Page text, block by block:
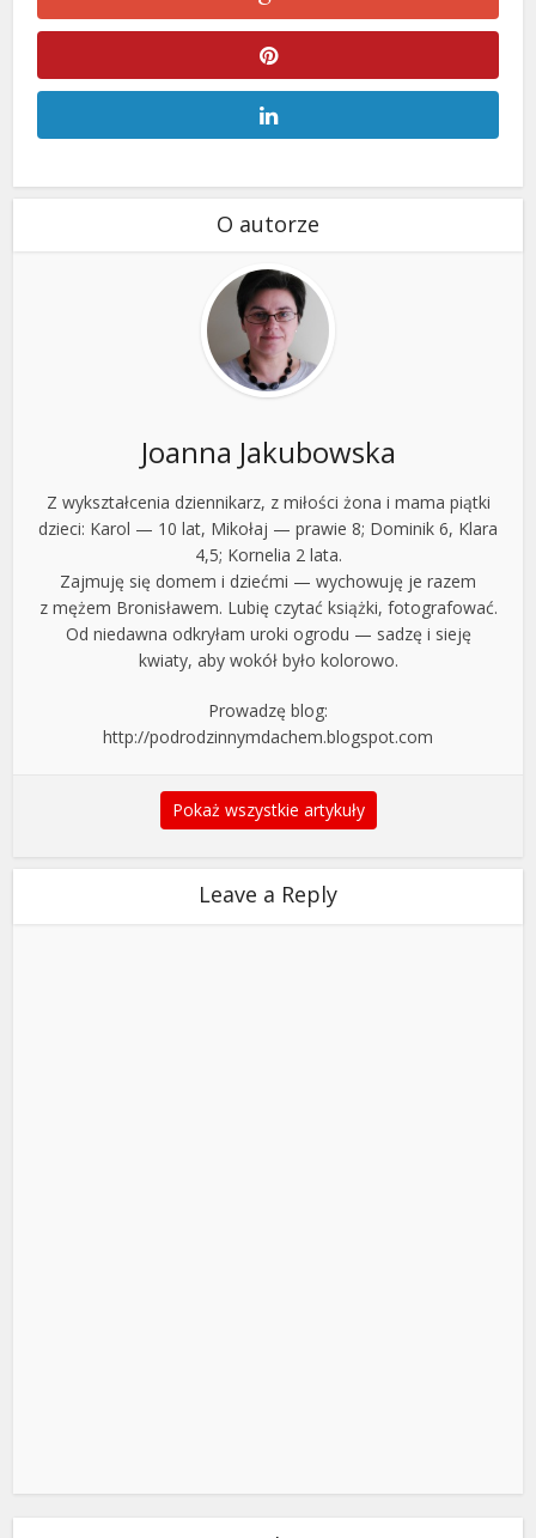
O autorze
Joanna Jakubowska
Z wykształcenia dziennikarz, z miłości żona i mama piątki
dzieci: Karol — 10 lat, Mikołaj — prawie 8; Dominik 6, Klara
4,5; Kornelia 2 lata.
Zajmuję się domem i dziećmi — wychowuję je razem
z mężem Bronisławem. Lubię czytać książki, fotografować.
Od niedawna odkryłam uroki ogrodu — sadzę i sieję
kwiaty, aby wokół było kolorowo.
Prowadzę blog:
http://podrodzinnymdachem.blogspot.com
Pokaż wszystkie artykuły
Leave a Reply